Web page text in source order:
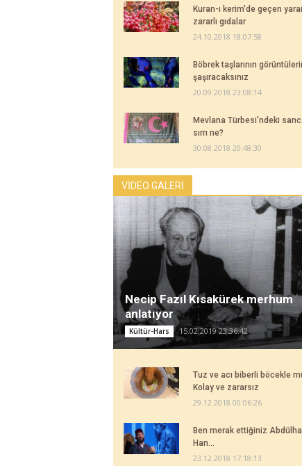
Kuran-ı kerim'de geçen
zararlı gıdalar
24.10.2018 18:07:58
Böbrek taşlarının
şaşıracaksınız
20.09.2018 23:08:14
Mevlana Türbesi'ndeki
sırrı ne?
30.08.2018 20:48:30
VİDEO GALERİ
Necip Fazıl Kısakürek merhum
anlatıyor
Kültür-Hars 15.02.2019 23:36:42
Tuz ve acı biberli böcekle
Kolay ve zararsız
29.12.2018 00:06:26
Ben merak ettiğiniz
Han...
23.12.2018 17:18:13